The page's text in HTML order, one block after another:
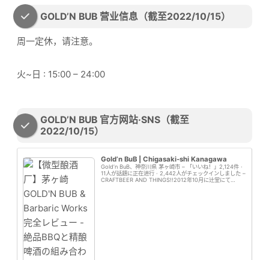
GOLD’N BUB 营业信息（截至2022/10/15）
周一定休，请注意。
火~日 : 15:00 – 24:00
GOLD’N BUB 官方网站·SNS（截至
2022/10/15）
Gold’n BuB | Chigasaki-shi Kanagawa
Gold’n BuB、神奈川県 茅ヶ崎市 – 「いいね！」2,124件 ·
11人が話題に正在进行 · 2,442人がチェックインしました –
CRAFTBEER AND THINGS!!2012年10月に辻堂にて